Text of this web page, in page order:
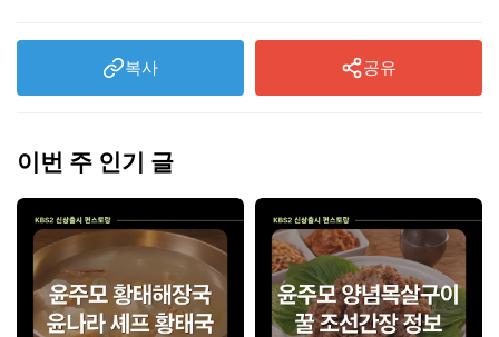
복사 공유
이번 주 인기 글